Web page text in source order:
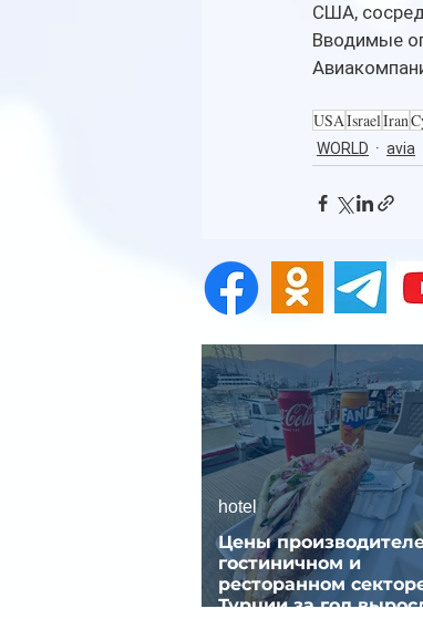
США,
Вводимые
USAIsraelIran
WORLD avia
Цены
гостиничном и
ресторанном
Турции за год
hotel